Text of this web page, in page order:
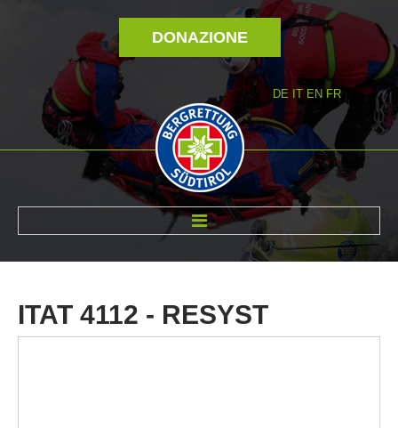
DONAZIONE
DE IT EN FR
ITAT 4112 - RESYST